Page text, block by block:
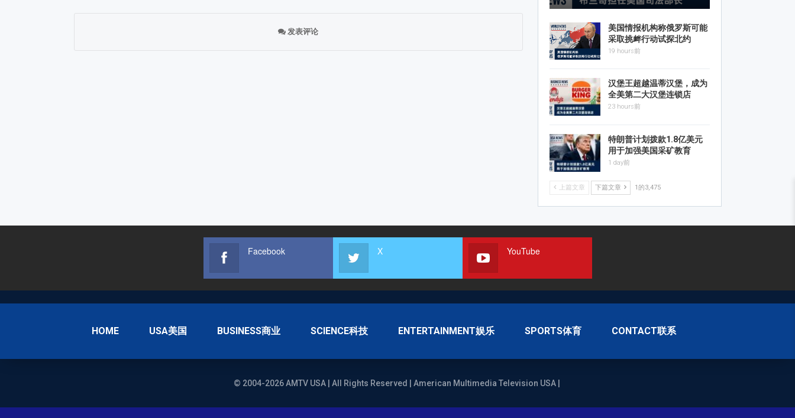
发表评论
美国情报机构称俄罗斯可能
采取挑衅行动试探北约
19 hours前
汉堡王超越温蒂汉堡，成为
全美第二大汉堡连锁店
23 hours前
特朗普计划拨款1.8亿美元
用于加强美国采矿教育
1 day前
上篇文章 下篇文章 1的3,475
Facebook X YouTube
HOME USA美国 BUSINESS商业 SCIENCE科技 ENTERTAINMENT娱乐 SPORTS体育 CONTACT联系
© 2004-2026 AMTV USA | All Rights Reserved | American Multimedia Television USA |